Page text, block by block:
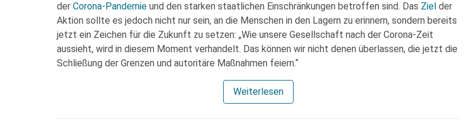
der Corona-Pandemie und den starken staatlichen Einschränkungen betroffen sind. Das Ziel der
Aktion sollte es jedoch nicht nur sein, an die Menschen in den Lagern zu erinnern, sondern bereits
jetzt ein Zeichen für die Zukunft zu setzen: „Wie unsere Gesellschaft nach der Corona-Zeit
aussieht, wird in diesem Moment verhandelt. Das können wir nicht denen überlassen, die jetzt die
Schließung der Grenzen und autoritäre Maßnahmen feiern.“
Weiterlesen